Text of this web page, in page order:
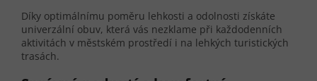
Díky optimálnímu poměru lehkosti a odolnosti získáte
univerzální obuv, která vás nezklame při každodenních
aktivitách v městském prostředí i na lehkých turistických
trasách.